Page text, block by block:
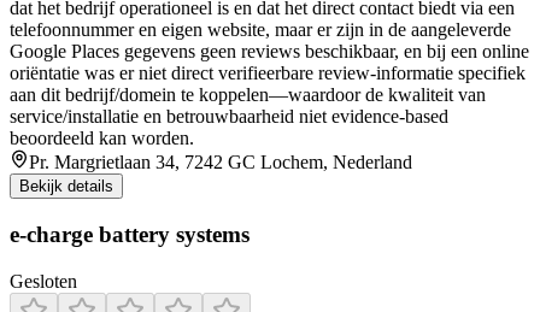
dat het bedrijf operationeel is en dat het direct contact biedt via een
telefoonnummer en eigen website, maar er zijn in de aangeleverde
Google Places gegevens geen reviews beschikbaar, en bij een online
oriëntatie was er niet direct verifieerbare review-informatie specifiek
aan dit bedrijf/domein te koppelen—waardoor de kwaliteit van
service/installatie en betrouwbaarheid niet evidence-based
beoordeeld kan worden.
Pr. Margrietlaan 34, 7242 GC Lochem, Nederland
Bekijk details
e-charge battery systems
Gesloten